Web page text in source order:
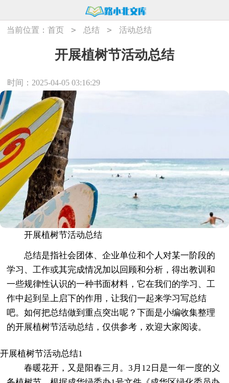
当前位置：首页 > 总结 > 活动总结
开展植树节活动总结
时间：2025-04-05 03:16:29
开展植树节活动总结
总结是指社会团体、企业单位和个人对某一阶段的
学习、工作或其完成情况加以回顾和分析，得出教训和
一些规律性认识的一种书面材料，它在我们的学习、工
作中起到呈上启下的作用，让我们一起来学习写总结
吧。如何把总结做到重点突出呢？下面是小编收集整理
的开展植树节活动总结，仅供参考，欢迎大家阅读。
开展植树节活动总结1
春暖花开，又是阳春三月。3月12日是一年一度的义